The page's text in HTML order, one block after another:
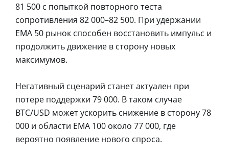
81 500 с попыткой повторного теста
сопротивления 82 000–82 500. При удержании
EMA 50 рынок способен восстановить импульс и
продолжить движение в сторону новых
максимумов.
Негативный сценарий станет актуален при
потере поддержки 79 000. В таком случае
BTC/USD может ускорить снижение в сторону 78
000 и области EMA 100 около 77 000, где
вероятно появление нового спроса.